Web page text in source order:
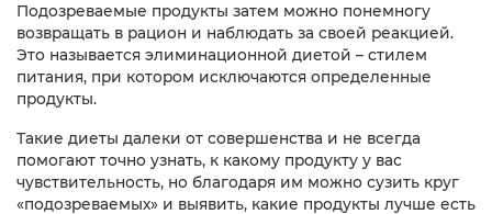
Подозреваемые продукты затем можно понемногу
возвращать в рацион и наблюдать за своей реакцией.
Это называется элиминационной диетой – стилем
питания, при котором исключаются определенные
продукты.
Такие диеты далеки от совершенства и не всегда
помогают точно узнать, к какому продукту у вас
чувствительность, но благодаря им можно сузить круг
«подозреваемых» и выявить, какие продукты лучше есть